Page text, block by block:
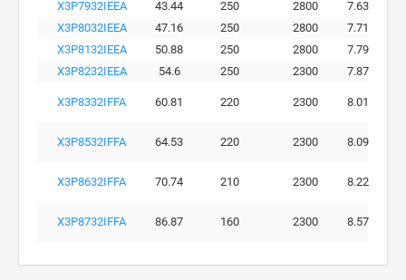
X3P7932IEEA
43.44 250 2800 7.63
X3P8032IEEA
47.16 250 2800 7.71
X3P8132IEEA
50.88 250 2800 7.79
X3P8232IEEA
54.6 250 2300 7.87
X3P8332IFFA 60.81 220 2300 8.01
X3P8532IFFA 64.53 220 2300 8.09
X3P8632IFFA 70.74 210 2300 8.22
X3P8732IFFA 86.87 160 2300 8.57